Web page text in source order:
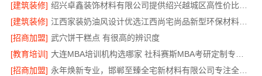
[建筑装修]
[建筑装修]
江西家装奶油风设计优选江西尚宅尚品新型环保材料有限公司
[招商加盟] 武穴饼干糕点 有很高的辨识度
[教育培训]
[招商加盟]
永年焕新专业，邯郸至臻全宅新材料有限公司专注全屋整装解决方案